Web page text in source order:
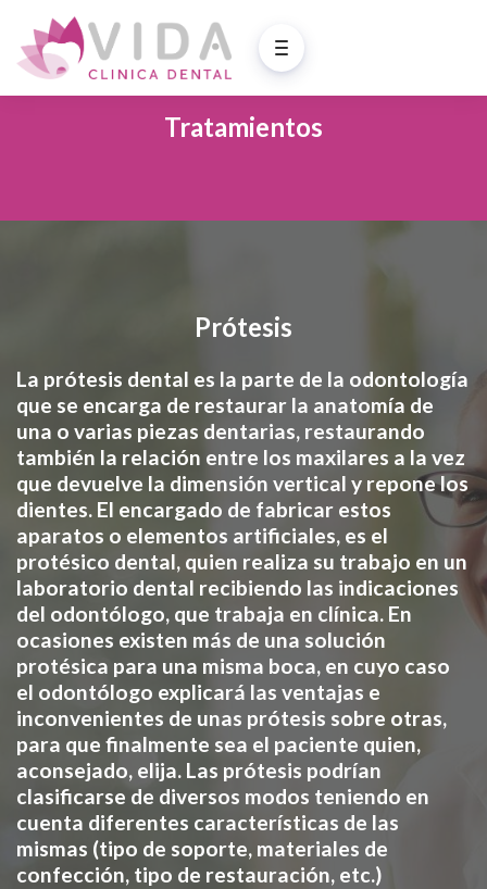
Tratamientos
Prótesis
La prótesis dental es la parte de la odontología
que se encarga de restaurar la anatomía de
una o varias piezas dentarias, restaurando
también la relación entre los maxilares a la vez
que devuelve la dimensión vertical y repone los
dientes. El encargado de fabricar estos
aparatos o elementos artificiales, es el
protésico dental, quien realiza su trabajo en un
laboratorio dental recibiendo las indicaciones
del odontólogo, que trabaja en clínica. En
ocasiones existen más de una solución
protésica para una misma boca, en cuyo caso
el odontólogo explicará las ventajas e
inconvenientes de unas prótesis sobre otras,
para que finalmente sea el paciente quien,
aconsejado, elija. Las prótesis podrían
clasificarse de diversos modos teniendo en
cuenta diferentes características de las
mismas (tipo de soporte, materiales de
confección, tipo de restauración, etc.)